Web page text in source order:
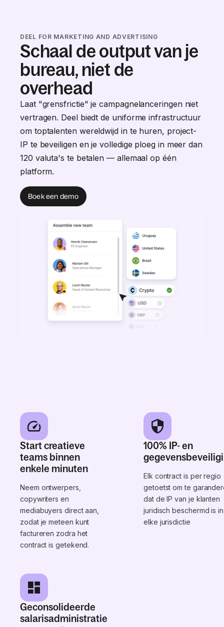
DEEL FOR MARKETING AND ADVERTISING
Schaal de output van je
bureau, niet de
overhead
Laat "grensfrictie" je campagnelanceringen niet
vertragen. Deel biedt de uniforme infrastructuur
om toptalenten wereldwijd in te huren, project-
IP te beveiligen en je volledige ploeg in meer dan
120 valuta's te betalen — allemaal op één
platform.
Boek een demo
Start creatieve
teams binnen
enkele minuten
Neem ontwerpers,
copywriters en
mediabuyers direct aan,
zodat je meteen kunt
factureren zodra het
contract is getekend.
100% IP- en
Elk contract is per regio
getoetst om te
dat de IP van je klanten
juridisch beschermd is in
elke jurisdictie
Geconsolideerde
salarisadministratie